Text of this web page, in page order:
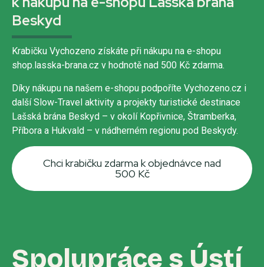
Beskyd
Krabičku Vychozeno získáte při nákupu na e-shopu
shop.lasska-brana.cz v hodnotě nad 500 Kč zdarma.
Díky nákupu na našem e-shopu podpoříte Vychozeno.cz i
další Slow-Travel aktivity a projekty turistické destinace
Lašská brána Beskyd – v okolí Kopřivnice, Štramberka,
Příbora a Hukvald – v nádherném regionu pod Beskydy.
Chci krabičku zdarma k objednávce nad
500 Kč
Spolupráce s Ústí